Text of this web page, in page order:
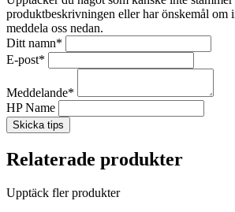
produktbeskrivningen eller har önskemål om
meddela oss nedan.
Ditt namn*
E-post*
Meddelande*
HP Name
Skicka tips
Relaterade produkter
Upptäck fler produkter